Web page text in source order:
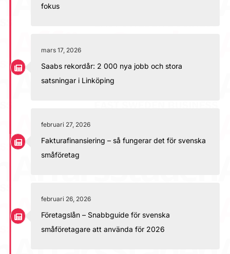
fokus
mars 17, 2026
Saabs rekordår: 2 000 nya jobb och stora
satsningar i Linköping
februari 27, 2026
Fakturafinansiering – så fungerar det för svenska
småföretag
februari 26, 2026
Företagslån – Snabbguide för svenska
småföretagare att använda för 2026